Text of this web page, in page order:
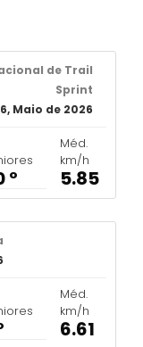
de Trail
Sprint
Maio de 2026
º
Méd.
km/h
5.85
Méd.
km/h
6.61